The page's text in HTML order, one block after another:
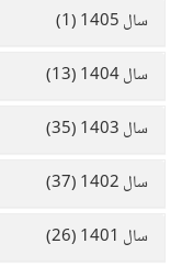
سال 1405 (1)
سال 1404 (13)
سال 1403 (35)
سال 1402 (37)
سال 1401 (26)